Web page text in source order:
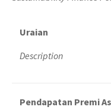
Uraian
Description
Pendapatan Premi